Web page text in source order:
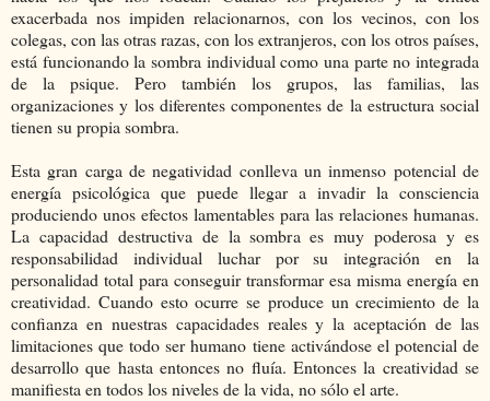
exacerbada nos impiden relacionarnos, con los vecinos, con los
colegas, con las otras razas, con los extranjeros, con los otros países,
está funcionando la sombra individual como una parte no integrada
de la psique. Pero también los grupos, las familias, las
organizaciones y los diferentes componentes de la estructura social
tienen su propia sombra.
Esta gran carga de negatividad conlleva un inmenso potencial de
energía psicológica que puede llegar a invadir la consciencia
produciendo unos efectos lamentables para las relaciones humanas.
La capacidad destructiva de la sombra es muy poderosa y es
responsabilidad individual luchar por su integración en la
personalidad total para conseguir transformar esa misma energía en
creatividad. Cuando esto ocurre se produce un crecimiento de la
confianza en nuestras capacidades reales y la aceptación de las
limitaciones que todo ser humano tiene activándose el potencial de
desarrollo que hasta entonces no fluía. Entonces la creatividad se
manifiesta en todos los niveles de la vida, no sólo el arte.